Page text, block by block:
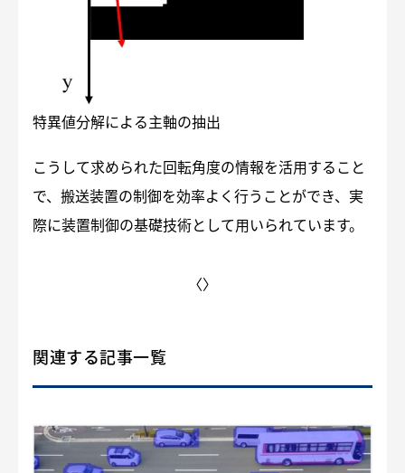
特異値分解による主軸の抽出
こうして求められた回転角度の情報を活用すること
で、搬送装置の制御を効率よく行うことができ、実
際に装置制御の基礎技術として用いられています。
〈〉
関連する記事一覧